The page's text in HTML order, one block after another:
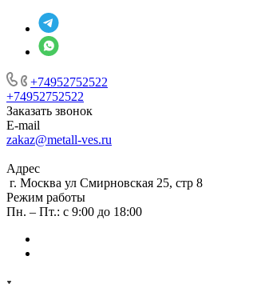
+74952752522
+74952752522
Заказать звонок
E-mail
zakaz@metall-ves.ru
Адрес
г. Москва ул Смирновская 25, стр 8
Режим работы
Пн. – Пт.: с 9:00 до 18:00